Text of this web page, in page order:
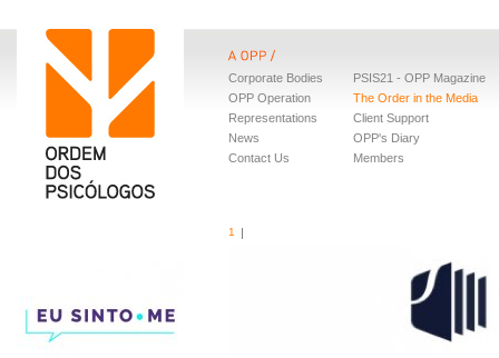
Corporate Bodies
OPP Operation
Representations
News
Contact Us
PSIS21 - OPP Magazine
The Order in the Media
Client Support
OPP's Diary
Members
1